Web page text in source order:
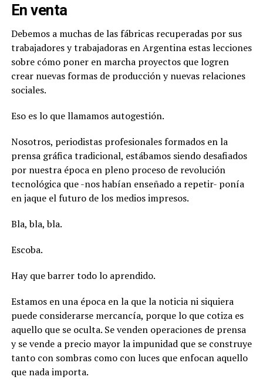
En venta
Debemos a muchas de las fábricas recuperadas por sus
trabajadores y trabajadoras en Argentina estas lecciones
sobre cómo poner en marcha proyectos que logren
crear nuevas formas de producción y nuevas relaciones
sociales.
Eso es lo que llamamos autogestión.
Nosotros, periodistas profesionales formados en la
prensa gráfica tradicional, estábamos siendo desafiados
por nuestra época en pleno proceso de revolución
tecnológica que -nos habían enseñado a repetir- ponía
en jaque el futuro de los medios impresos.
Bla, bla, bla.
Escoba.
Hay que barrer todo lo aprendido.
Estamos en una época en la que la noticia ni siquiera
puede considerarse mercancía, porque lo que cotiza es
aquello que se oculta. Se venden operaciones de prensa
y se vende a precio mayor la impunidad que se construye
tanto con sombras como con luces que enfocan aquello
que nada importa.